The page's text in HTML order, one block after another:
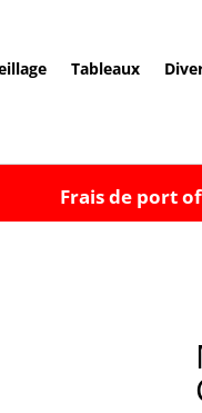
Tableaux
Frais de port